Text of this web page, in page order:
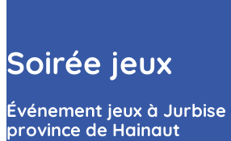
Soirée jeux
Événement jeux à
province de Hainaut